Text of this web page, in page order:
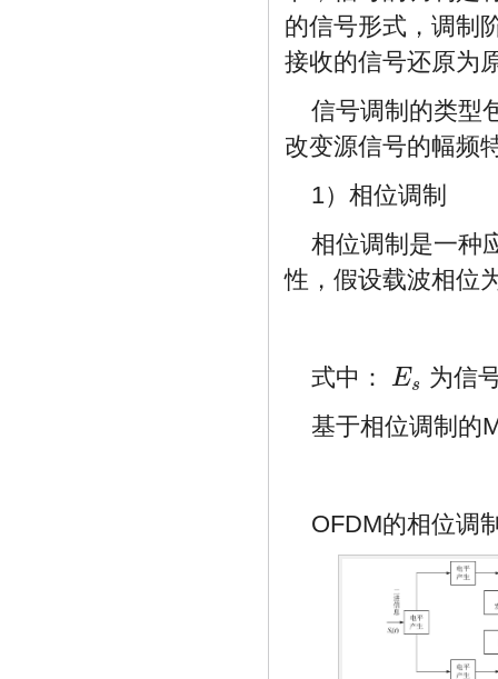
的信号形式，调制
接收的信号还原为
信号调制的类型
改变源信号的幅频
1）相位调制
相位调制是一种
性，假设载波相位
式中： Es
Es
为信
基于相位调制的
OFDM的相位调